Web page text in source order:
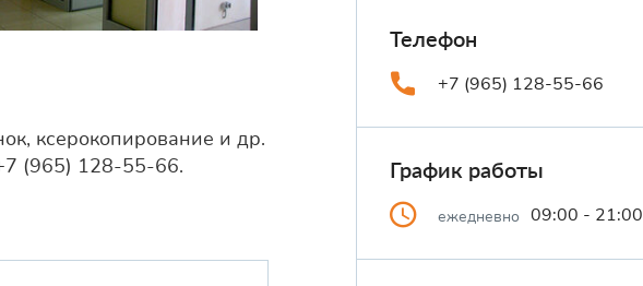
ксерокопирование и др.
(965) 128-55-66.
Телефон
+7 (965) 128-55-66
График работы
ежедневно 09:00 - 21:00